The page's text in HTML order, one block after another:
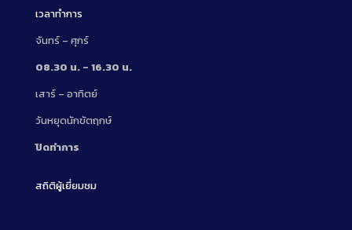
เวลาทำการ
จันทร์ – ศุกร์
08.30 น. – 16.30 น.
เสาร์ – อาทิตย์
วันหยุดนักขัตฤกษ์
ปิดทำการ
สถิติผู้เยี่ยมชม